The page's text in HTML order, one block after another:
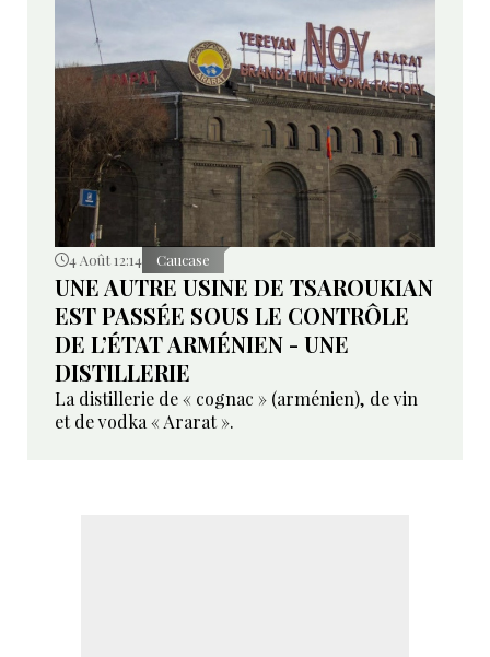
4 Août 12:14 Caucase
UNE AUTRE USINE DE TSAROUKIAN
EST PASSÉE SOUS LE CONTRÔLE
DE L’ÉTAT ARMÉNIEN - UNE
DISTILLERIE
La distillerie de « cognac » (arménien), de vin
et de vodka « Ararat ».